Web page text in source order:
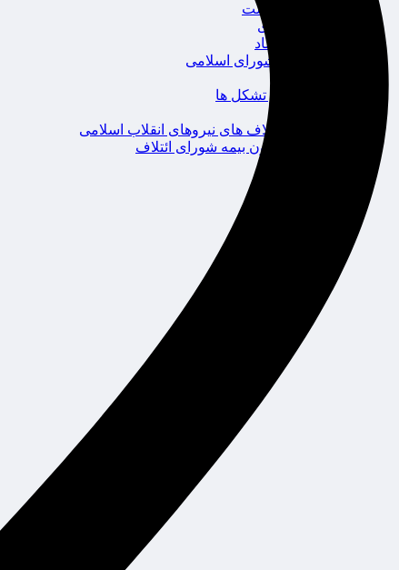
محیط زیست
گردشگری
سیاست و اقتصاد
مجلس شورای اسلامی
احزاب و تشکل ها
ائتلاف های نیروهای انقلاب اسلامی
کانون بیمه شورای ائتلاف